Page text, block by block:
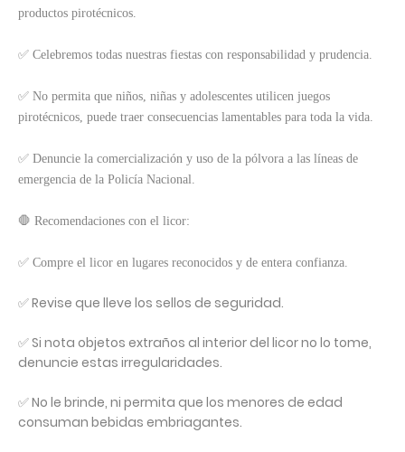
productos pirotécnicos.
✅ Celebremos todas nuestras fiestas con responsabilidad y prudencia.
✅ No permita que niños, niñas y adolescentes utilicen juegos
pirotécnicos, puede traer consecuencias lamentables para toda la vida.
✅ Denuncie la comercialización y uso de la pólvora a las líneas de
emergencia de la Policía Nacional.
🛑 Recomendaciones con el licor:
✅ Compre el licor en lugares reconocidos y de entera confianza.
✅ Revise que lleve los sellos de seguridad.
✅ Si nota objetos extraños al interior del licor no lo tome,
denuncie estas irregularidades.
✅ No le brinde, ni permita que los menores de edad
consuman bebidas embriagantes.